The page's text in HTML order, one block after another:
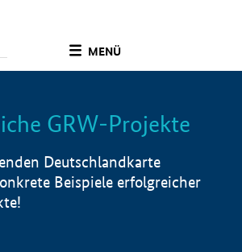
MENÜ
Info
GRW-Projekte
Deutschlandkarte
Beispiele erfolgreicher